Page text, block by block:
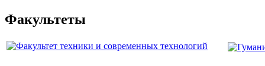
Факультеты